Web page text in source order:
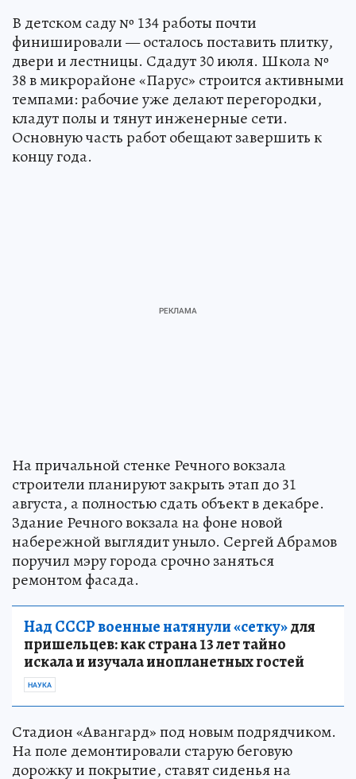
В детском саду № 134 работы почти
финишировали — осталось поставить плитку,
двери и лестницы. Сдадут 30 июля. Школа №
38 в микрорайоне «Парус» строится активными
темпами: рабочие уже делают перегородки,
кладут полы и тянут инженерные сети.
Основную часть работ обещают завершить к
концу года.
На причальной стенке Речного вокзала
строители планируют закрыть этап до 31
августа, а полностью сдать объект в декабре.
Здание Речного вокзала на фоне новой
набережной выглядит уныло. Сергей Абрамов
поручил мэру города срочно заняться
ремонтом фасада.
Над СССР военные натянули «сетку»для
пришельцев: как страна 13 лет тайно
искала и изучала инопланетных гостей
НАУКА
Стадион «Авангард» под новым подрядчиком.
На поле демонтировали старую беговую
дорожку и покрытие, ставят сиденья на